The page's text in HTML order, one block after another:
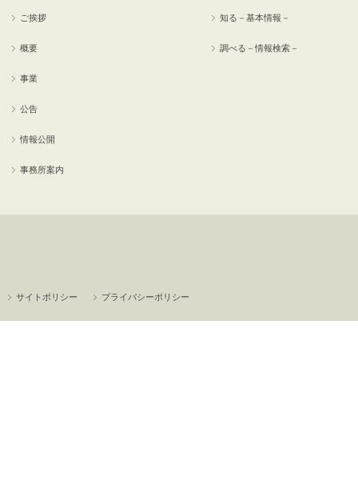
ご挨拶
概要
事業
公告
情報公開
事務所案内
知る－基本情報－
調べる－情報検索－
サイトポリシー プライバシーポリシー